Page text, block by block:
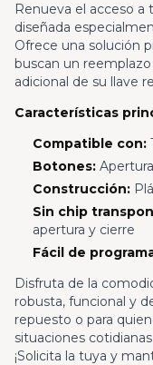
Renueva el acceso a
diseñada
Ofrece una solución
buscan un
adicional de su llave
Características
Compatible con:
Botones:
Construcción:
Sin chip
apertura y cierre
Fácil de
Disfruta de la
robusta, funcional y
repuesto o para
situaciones cotidianas.
¡Solicita la tuya y